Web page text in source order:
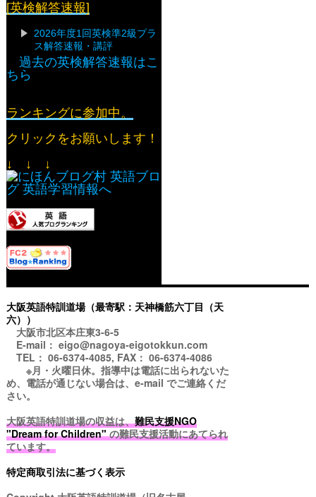
[英検解答速報]
2026年度1回英検準2級プラ
ス解答速報・講評
過去の英検解答速報はこ
ちら
ランキングに参加中。
クリックをお願いします！
↓ ↓ ↓
大阪英語特訓道場（最寄駅：天神橋筋六丁目（天
六））
大阪市北区本庄東3-6-5
E-mail： eigo@nagoya-eigotokkun.com
TEL： 06-6374-4085, FAX： 06-6374-4086
※月・火曜日休。指導中は電話に出られないた
め、電話が通じない場合は、e-mail でご連絡くだ
さい。
大阪英語特訓道場の収益は、難民支援NGO
"Dream for Children"の難民支援活動にあてられ
ています。
特定商取引法に基づく表示